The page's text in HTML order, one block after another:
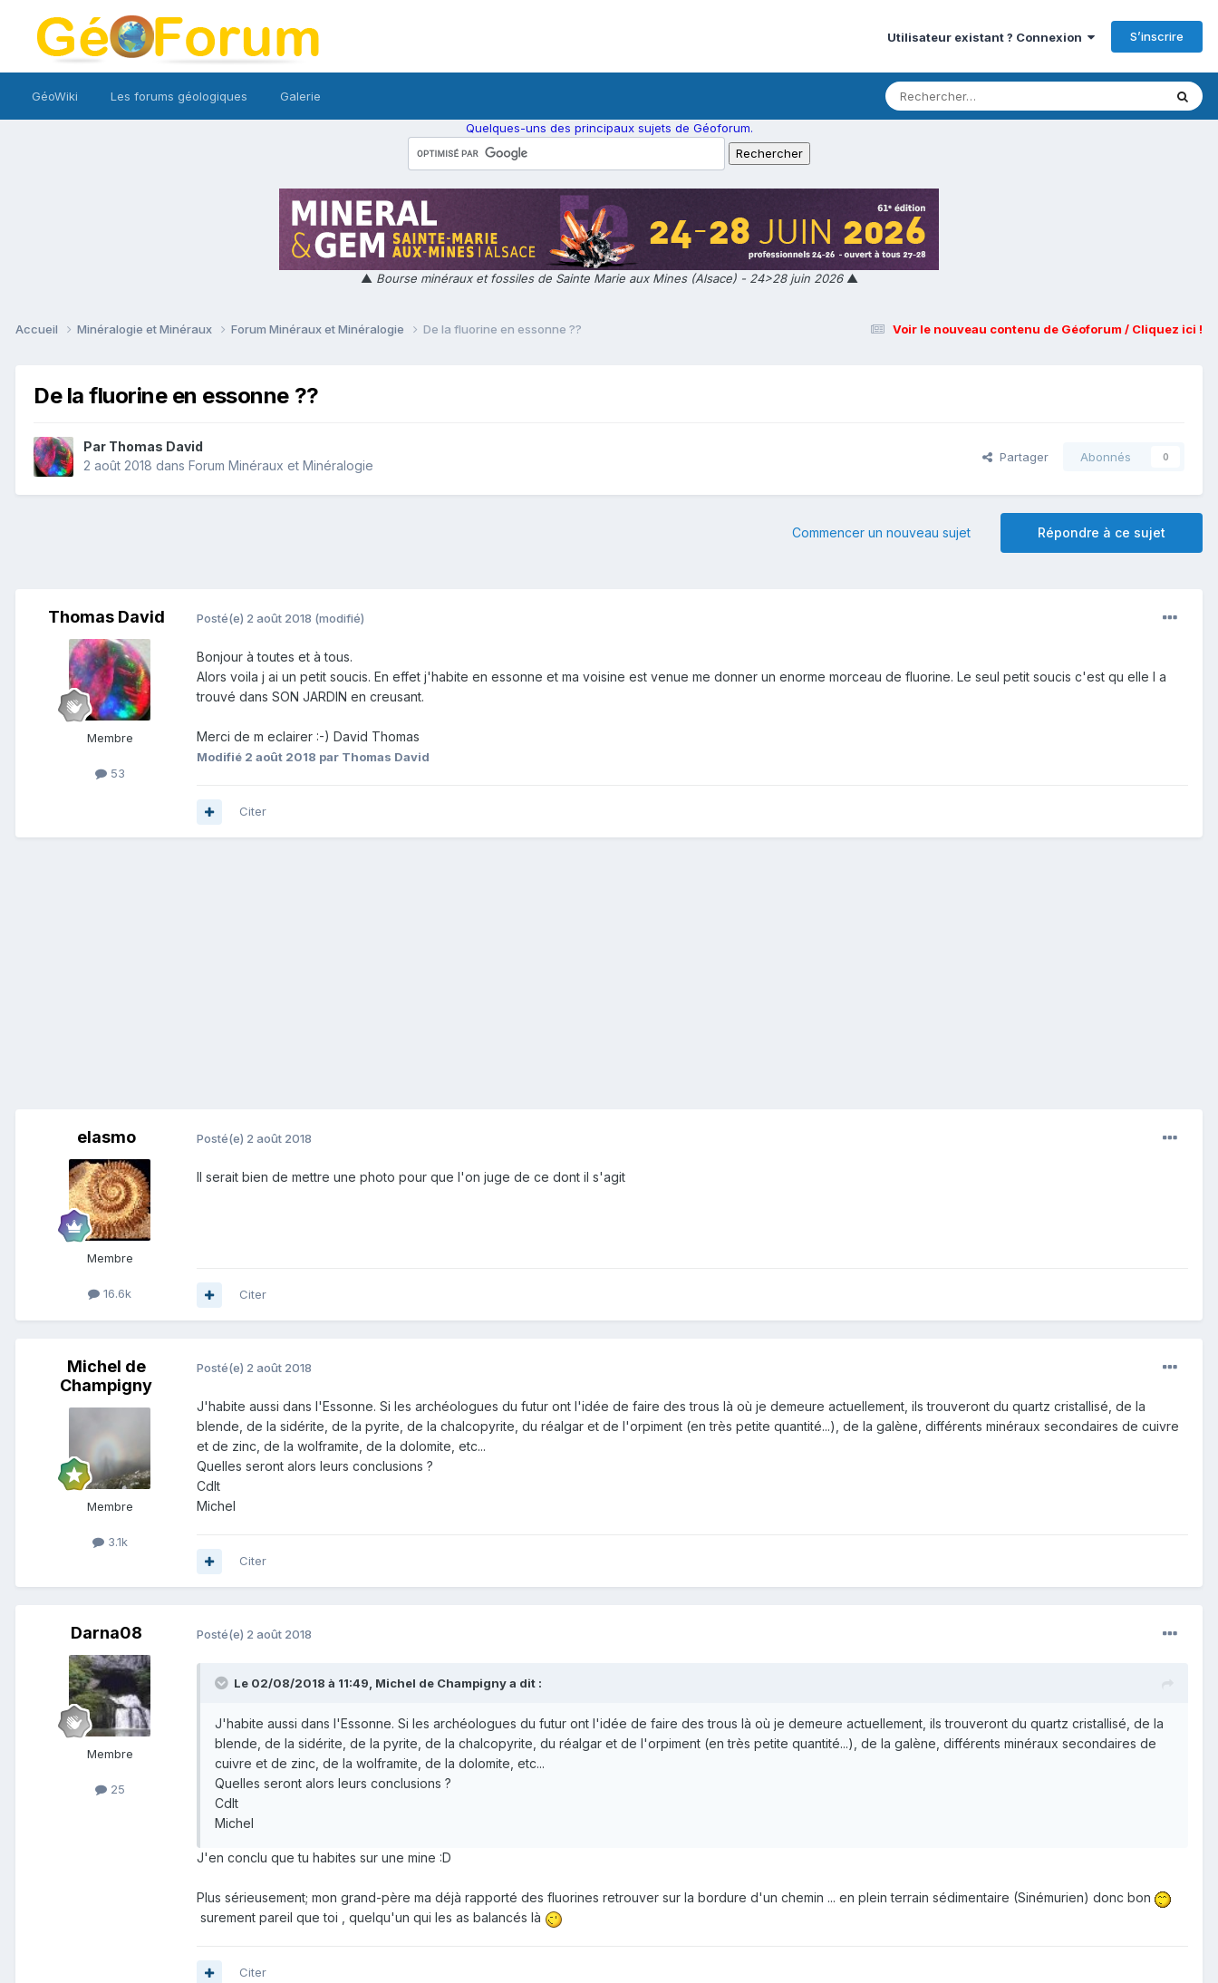
Utilisateur existant ? Connexion S’inscrire
GéoWiki Les forums géologiques Galerie
Quelques-uns des principaux sujets de Géoforum.
▲ Bourse minéraux et fossiles de Sainte Marie aux Mines (Alsace) - 24>28 juin 2026▲
Voir le nouveau contenu de Géoforum / Cliquez ici !
Accueil Minéralogie et Minéraux Forum Minéraux et Minéralogie De la fluorine en essonne ??
De la fluorine en essonne ??
Par Thomas David
2 août 2018 dans Forum Minéraux et Minéralogie
Partager Abonnés 0
Répondre à ce sujet
Commencer un nouveau sujet
Thomas David
Membre
53
Posté(e) 2 août 2018 (modifié)
Bonjour à toutes et à tous.
Alors voila j ai un petit soucis. En effet j'habite en essonne et ma voisine est venue me donner un enorme morceau de fluorine. Le seul petit soucis c'est qu elle l a
trouvé dans SON JARDIN en creusant.
Merci de m eclairer :-) David Thomas
Modifié 2 août 2018 par Thomas David
Citer
elasmo
Membre
16.6k
Posté(e) 2 août 2018
Il serait bien de mettre une photo pour que l'on juge de ce dont il s'agit
Citer
Michel de
Champigny
Membre
3.1k
Posté(e) 2 août 2018
J'habite aussi dans l'Essonne. Si les archéologues du futur ont l'idée de faire des trous là où je demeure actuellement, ils trouveront du quartz cristallisé, de la
blende, de la sidérite, de la pyrite, de la chalcopyrite, du réalgar et de l'orpiment (en très petite quantité...), de la galène, différents minéraux secondaires de cuivre
et de zinc, de la wolframite, de la dolomite, etc...
Quelles seront alors leurs conclusions ?
Cdlt
Michel
Citer
Darna08
Membre
25
Posté(e) 2 août 2018
Le 02/08/2018 à 11:49, Michel de Champignya dit :
J'habite aussi dans l'Essonne. Si les archéologues du futur ont l'idée de faire des trous là où je demeure actuellement, ils trouveront du quartz cristallisé, de la
blende, de la sidérite, de la pyrite, de la chalcopyrite, du réalgar et de l'orpiment (en très petite quantité...), de la galène, différents minéraux secondaires de
cuivre et de zinc, de la wolframite, de la dolomite, etc...
Quelles seront alors leurs conclusions ?
Cdlt
Michel
J'en conclu que tu habites sur une mine :D
Plus sérieusement; mon grand-père ma déjà rapporté des fluorines retrouver sur la bordure d'un chemin ... en plein terrain sédimentaire (Sinémurien) donc bon
surement pareil que toi , quelqu'un qui les as balancés là
Citer